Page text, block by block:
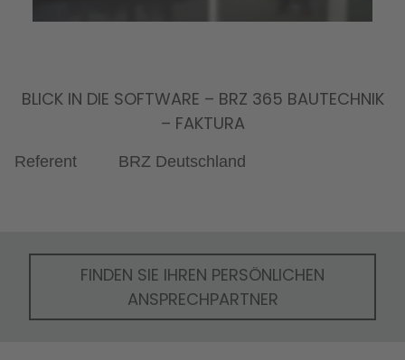
BLICK IN DIE SOFTWARE – BRZ 365 BAUTECHNIK
– FAKTURA
Referent BRZ Deutschland
FINDEN SIE IHREN PERSÖNLICHEN
ANSPRECHPARTNER